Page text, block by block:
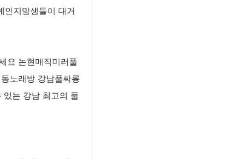
인지망생들이 대거
요 논현매직미러풀
노래방 강남풀싸롱
는 강남 최고의 풀